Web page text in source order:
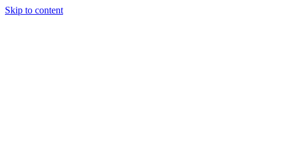
Skip to content